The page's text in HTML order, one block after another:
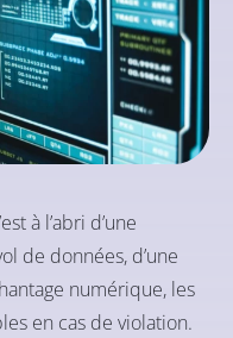
à l’abri d’une
de données, d’une
numérique, les
en cas de violation.